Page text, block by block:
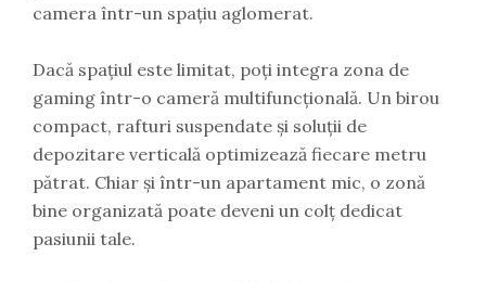
camera într-un spațiu aglomerat.
Dacă spațiul este limitat, poți integra zona de
gaming într-o cameră multifuncțională. Un birou
compact, rafturi suspendate și soluții de
depozitare verticală optimizează fiecare metru
pătrat. Chiar și într-un apartament mic, o zonă
bine organizată poate deveni un colț dedicat
pasiunii tale.